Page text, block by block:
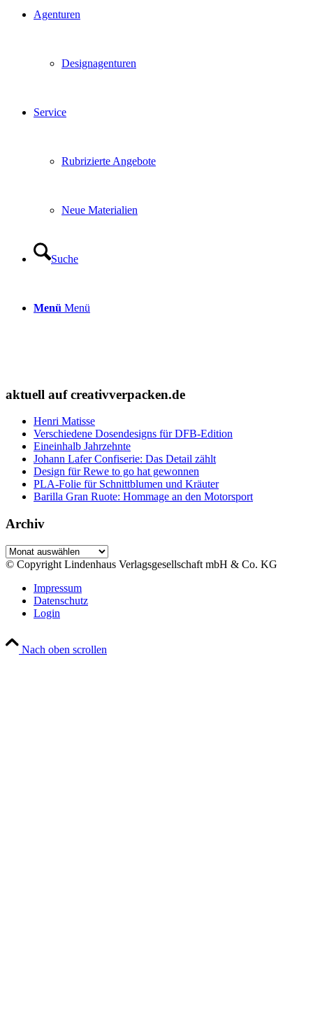
Agenturen
Designagenturen
Service
Rubrizierte Angebote
Neue Materialien
Suche
Menü Menü
aktuell auf creativverpacken.de
Henri Matisse
Verschiedene Dosendesigns für DFB-Edition
Eineinhalb Jahrzehnte
Johann Lafer Confiserie: Das Detail zählt
Design für Rewe to go hat gewonnen
PLA-Folie für Schnittblumen und Kräuter
Barilla Gran Ruote: Hommage an den Motorsport
Archiv
Archiv
© Copyright Lindenhaus Verlagsgesellschaft mbH & Co. KG
Impressum
Datenschutz
Login
Nach oben scrollen